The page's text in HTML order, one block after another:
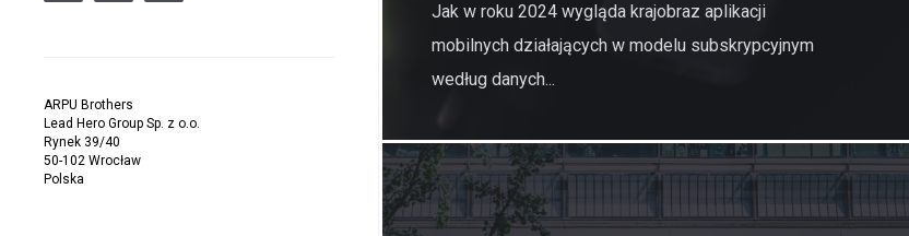
ARPU Brothers
Lead Hero Group Sp. z o.o.
Rynek 39/40
50-102 Wrocław
Polska
Jak w roku 2024 wygląda krajobraz aplikacji
mobilnych działających w modelu subskrypcyjnym
według danych...